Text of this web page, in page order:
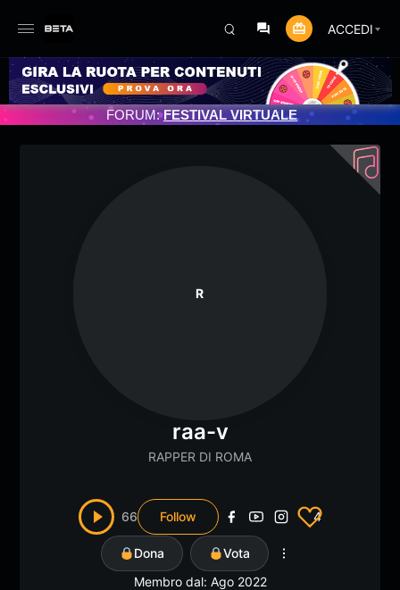
ACCEDI
PROGRAMMATO 3/07/2025
FORUM:FESTIVAL VIRTUALE
R
raa-v
RAPPER DI ROMA
66 Follow 4
Dona
Vota
Membro dal: Ago 2022